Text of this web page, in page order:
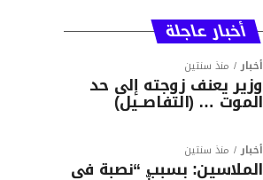
أخبار عاجلة
أخبار منذ سنتين
وزير يعنف زوجته إلى حد
الموت … (التفاصــيل)
أخبار منذ سنتين
الملاسين: بسبب “نصبة في